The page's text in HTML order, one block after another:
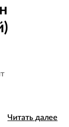
Читать далее